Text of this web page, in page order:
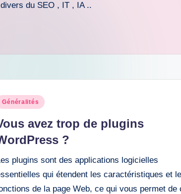
du SEO , IT , IA ..
Généralités
avez trop de plugins
?
plugins sont des applications logicielles
qui étendent les caractéristiques et
de la page Web, ce qui vous permet de